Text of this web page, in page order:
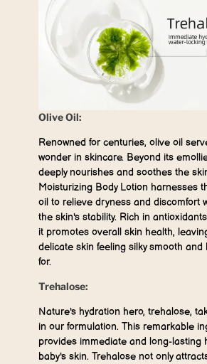
Olive Oil:
Renowned for centuries, olive oil
wonder in skincare. Beyond its
deeply nourishes and soothes the
Moisturizing Body Lotion harnesses
oil to relieve dryness and discomfort
the skin's stability. Rich in
it promotes overall skin health,
delicate skin feeling silky smooth and
for.
Trehalose:
Nature's hydration hero, trehalose,
in our formulation. This remarkable
provides immediate and long-lasting
baby's skin. Trehalose not only